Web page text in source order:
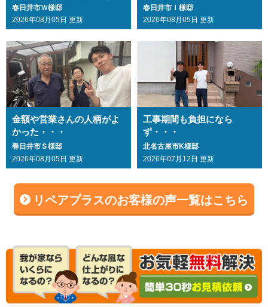
勧めします・・・
春日井市Ｗ様邸
2026年08月05日 更新
春日井市Ｉ様邸
2026年08月05日 更新
金額や営業さんの人柄がよ
かった・・・
春日井市Ｓ様邸
2026年08月05日 更新
工事期間も負担になら
ず・・・
北名古屋市K様邸
2026年07月12日 更新
リペアプラスのお客様の声一覧はこちら